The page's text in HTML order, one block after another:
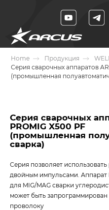
Home Продукция
Серия сварочных аппаратов
(промышленная
Серия сварочных
PROMIG X500 PF
(промышленная
сварка)
Серия позволяет
двойным импульсами. Аппарат
для MIG/MAG сварки
может быть
проволоку